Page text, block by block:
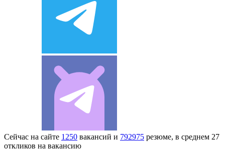
Сейчас на сайте 1250 вакансий и 792975 резюме, в среднем 27
откликов на вакансию